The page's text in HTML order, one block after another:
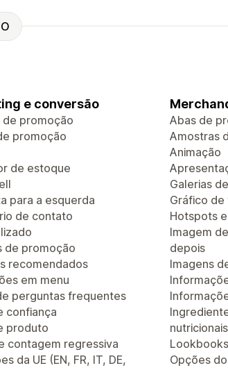
e conversão
de promoção
promoção
de estoque
para a esquerda
de contato
de promoção
recomendados
em menu
perguntas frequentes
confiança
produto
contagem regressiva
da UE (EN, FR, IT, DE,
Abas de
Amostras
Animação
Galerias
Gráfico de
Hotspots
Imagem
depois
Imagens
nutricionais
Lookbooks
Opções